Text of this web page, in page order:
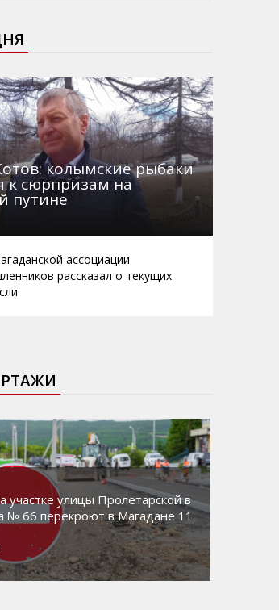
колымские рыбаки
к сюрпризам на
путине
ассоциации
рассказал о текущих
участке улицы Пролетарской в
№ 66 перекроют в Магадане 11